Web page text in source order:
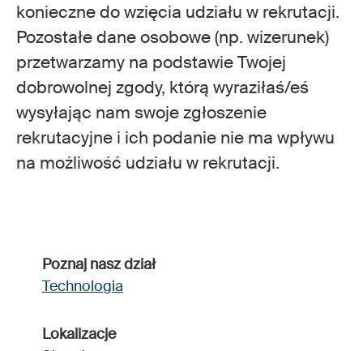
konieczne do wzięcia udziału w rekrutacji.
Pozostałe dane osobowe (np. wizerunek)
przetwarzamy na podstawie Twojej
dobrowolnej zgody, którą wyraziłaś/eś
wysyłając nam swoje zgłoszenie
rekrutacyjne i ich podanie nie ma wpływu
na możliwość udziału w rekrutacji.
Poznaj nasz dział
Technologia
Lokalizacje